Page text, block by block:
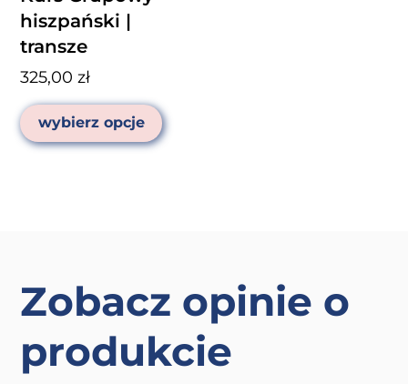
hiszpański |
transze
325,00zł
wybierz opcje
Ten
produkt
na
stronie
produktu
Zobacz opinie o
produkcie